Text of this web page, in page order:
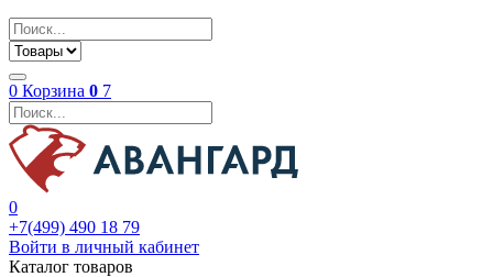
0 Корзина 0 7
0
+7(499) 490 18 79
Войти в личный кабинет
Каталог товаров